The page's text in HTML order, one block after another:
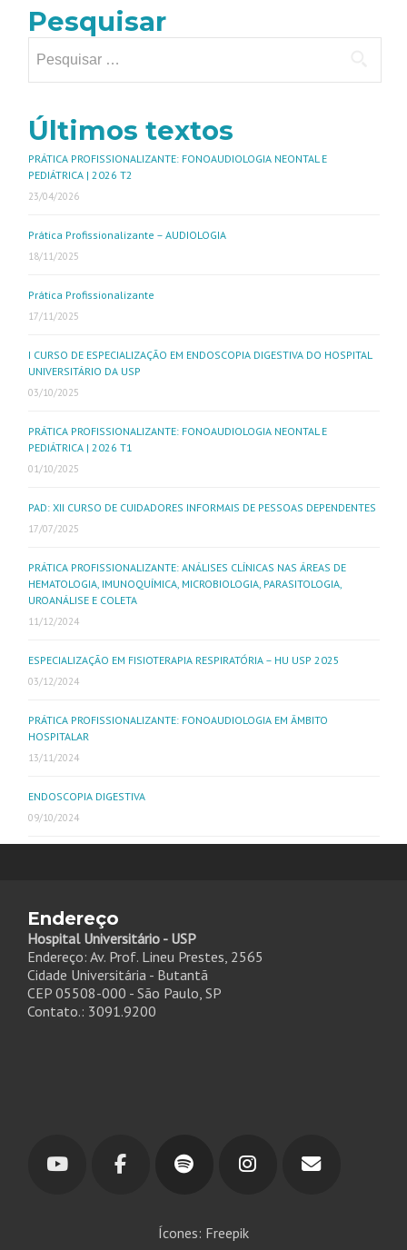
Pesquisar
Últimos textos
PRÁTICA PROFISSIONALIZANTE: FONOAUDIOLOGIA NEONTAL E
PEDIÁTRICA | 2026 T2
23/04/2026
Prática Profissionalizante – AUDIOLOGIA
18/11/2025
Prática Profissionalizante
17/11/2025
I CURSO DE ESPECIALIZAÇÃO EM ENDOSCOPIA DIGESTIVA DO HOSPITAL
UNIVERSITÁRIO DA USP
03/10/2025
PRÁTICA PROFISSIONALIZANTE: FONOAUDIOLOGIA NEONTAL E
PEDIÁTRICA | 2026 T1
01/10/2025
PAD: XII CURSO DE CUIDADORES INFORMAIS DE PESSOAS DEPENDENTES
17/07/2025
PRÁTICA PROFISSIONALIZANTE: ANÁLISES CLÍNICAS NAS ÁREAS DE
HEMATOLOGIA, IMUNOQUÍMICA, MICROBIOLOGIA, PARASITOLOGIA,
UROANÁLISE E COLETA
11/12/2024
ESPECIALIZAÇÃO EM FISIOTERAPIA RESPIRATÓRIA – HU USP 2025
03/12/2024
PRÁTICA PROFISSIONALIZANTE: FONOAUDIOLOGIA EM ÂMBITO
HOSPITALAR
13/11/2024
ENDOSCOPIA DIGESTIVA
09/10/2024
Endereço
Hospital Universitário - USP
Endereço: Av. Prof. Lineu Prestes, 2565
Cidade Universitária - Butantã
CEP 05508-000 - São Paulo, SP
Contato.: 3091.9200
Ícones: Freepik